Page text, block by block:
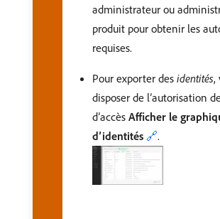
administrateur ou
produit pour obtenir les
requises.
Pour exporter des identités,
disposer de l’autorisation
d’accès Afficher le
d’identités 🔗.